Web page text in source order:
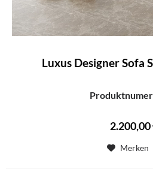
Luxus Designer Sofa
2.200,00
Merken